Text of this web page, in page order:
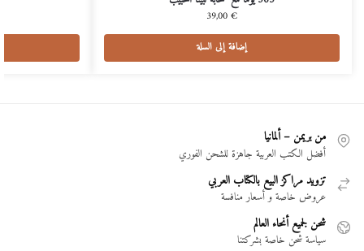
39,00€
إضافة إلى السلة
من بريمن – ألمانيا
أفضل الكتب العربية جاهزة للشحن الفوري
تزويد مراكز البيع بالكتاب العربي
عروض خاصة و أسعار منافسة
شحن لجميع أنحاء العالم
سياسة شحن خاصة بشركتنا